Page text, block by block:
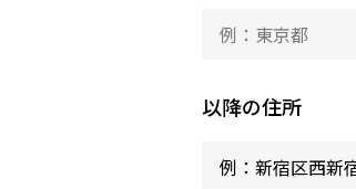
以降の住所